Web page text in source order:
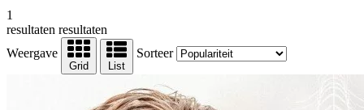
1
resultaten resultaten
Weergave
Grid List
Sorteer